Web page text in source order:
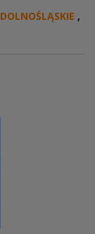
DOLNOŚLĄSKIE ,